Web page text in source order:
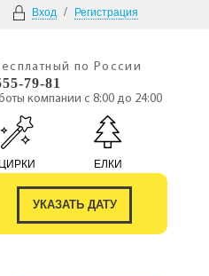
Вход / Регистрация
по России
79-81
компании с 8:00 до 24:00
ЦИРКИ ЕЛКИ